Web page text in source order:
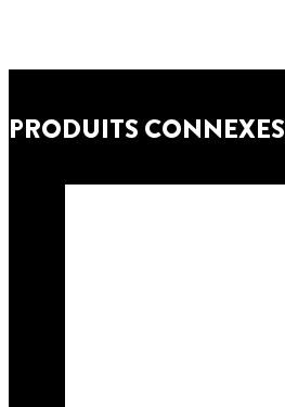
PRODUITS CONNEXES